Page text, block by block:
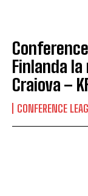
Finlanda
Craiova –
CONFERENCE